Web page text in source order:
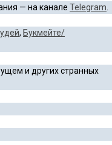
— на канале Telegram
, Букмейте/
и других странных